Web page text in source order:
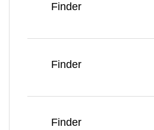
Finder
Finder
Finder